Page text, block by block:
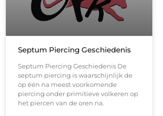
Septum Piercing Geschiedenis
Septum Piercing Geschiedenis De
septum piercing is waarschijnlijk de
op één na meest voorkomende
piercing onder primitieve volkeren op
het piercen van de oren na.